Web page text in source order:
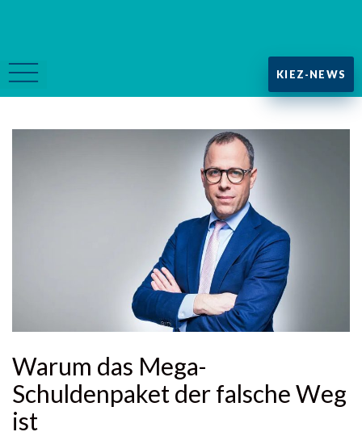
KIEZ-NEWS
Warum das Mega-
Schuldenpaket der falsche Weg
ist